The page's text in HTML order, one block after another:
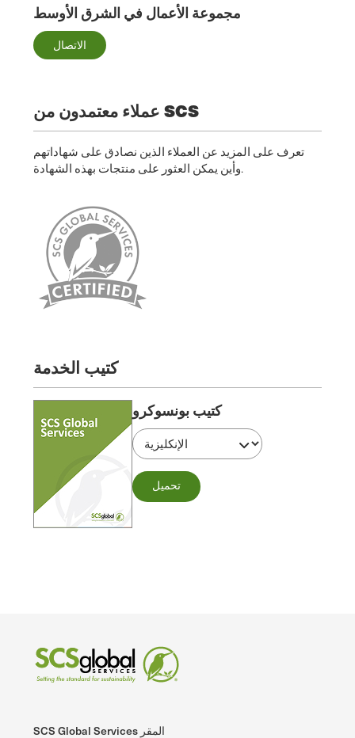
مجموعة الأعمال في الشرق الأوسط
الاتصال
عملاء معتمدون من SCS
تعرف على المزيد عن العملاء الذين نصادق على شهاداتهم
وأين يمكن العثور على منتجات بهذه الشهادة.
كتيب الخدمة
كتيب بونسوكرو
تحميل
SCS Global Services المقر